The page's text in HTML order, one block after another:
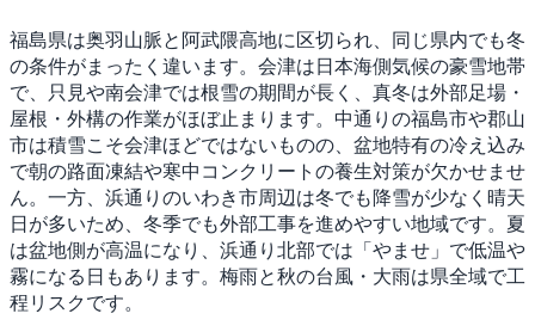
福島県は奥羽山脈と阿武隈高地に区切られ、同じ県内でも冬
の条件がまったく違います。会津は日本海側気候の豪雪地帯
で、只見や南会津では根雪の期間が長く、真冬は外部足場・
屋根・外構の作業がほぼ止まります。中通りの福島市や郡山
市は積雪こそ会津ほどではないものの、盆地特有の冷え込み
で朝の路面凍結や寒中コンクリートの養生対策が欠かせませ
ん。一方、浜通りのいわき市周辺は冬でも降雪が少なく晴天
日が多いため、冬季でも外部工事を進めやすい地域です。夏
は盆地側が高温になり、浜通り北部では「やませ」で低温や
霧になる日もあります。梅雨と秋の台風・大雨は県全域で工
程リスクです。